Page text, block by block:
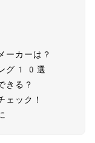
ーカーは？
ング10選
きる？
ェック！